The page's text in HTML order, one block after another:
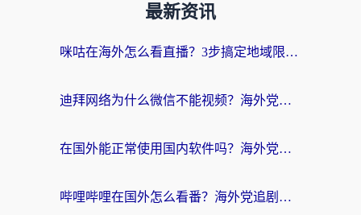
最新资讯
咪咕在海外怎么看直播？3步搞定地域限制，还能畅看腾讯视频与国内热剧
迪拜网络为什么微信不能视频？海外党必看的回国加速全攻略
在国外能正常使用国内软件吗？海外党亲测有效的无缝访问指南
哔哩哔哩在国外怎么看番？海外党追剧看片的终极解决方案